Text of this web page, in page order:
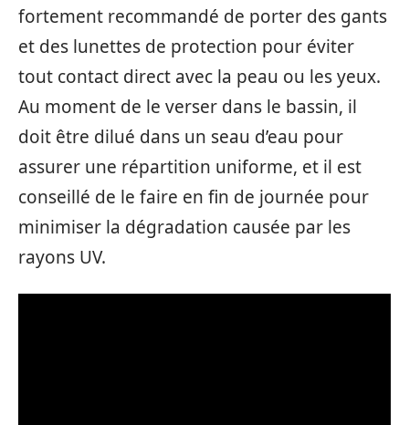
fortement recommandé de porter des gants
et des lunettes de protection pour éviter
tout contact direct avec la peau ou les yeux.
Au moment de le verser dans le bassin, il
doit être dilué dans un seau d’eau pour
assurer une répartition uniforme, et il est
conseillé de le faire en fin de journée pour
minimiser la dégradation causée par les
rayons UV.